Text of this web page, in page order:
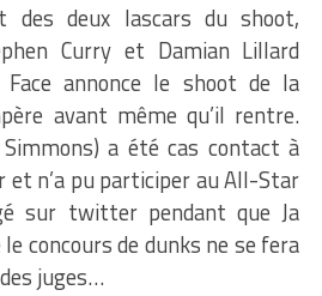
des deux lascars du shoot,
Curry et Damian Lillard
annonce le shoot de la
avant même qu’il rentre.
a été cas contact à
et n’a pu participer au All-Star
sur twitter pendant que Ja
concours de dunks ne se fera
juges…